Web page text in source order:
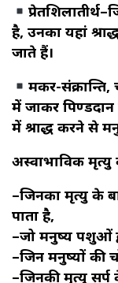
है, उनका यहां
जाते हैं।
मकर-संक्रान्ति,
में जाकर
में श्राद्ध करने से
अस्वाभाविक मृत्यु
–जिनका मृत्यु के
पाता है,
–जो मनुष्य पशुओं
–जिन मनुष्यों की
–जिनकी मृत्यु सर्प